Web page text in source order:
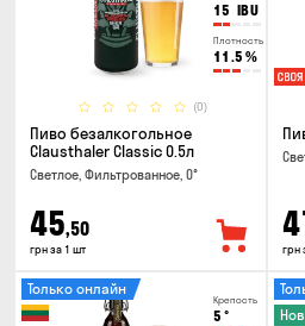
15 IBU
Плотность
11.5 %
(0)
Пиво безалкогольное
Clausthaler Classic 0.5л
Светлое, Фильтрованное, 0°
45,50
грн за 1 шт грн
Крепость
5 °
Только онлайн